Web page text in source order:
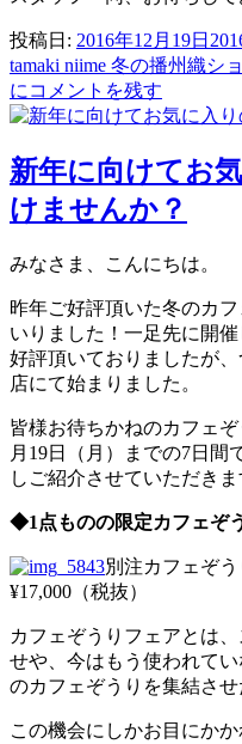
投稿日: 2016年12月19日
tamaki niime 冬の播州織シ
に コメントを残す
新年に向けてお
けませんか？
みなさま、こんにちは。
昨年ご好評頂いた冬のカ
いりました！一足先に開
好評頂いておりましたが
店にて始まりました。
皆様お待ちかねのカフェ
月19日（月）までの7日間
しご紹介させていただきま
◆1点ものの限定カフェぞ
別注カフェぞ
¥17,000（税抜）
カフェぞうりフェアとは
せや、今はもう使われて
のカフェぞうりを集結させ
この機会にしかお目にか